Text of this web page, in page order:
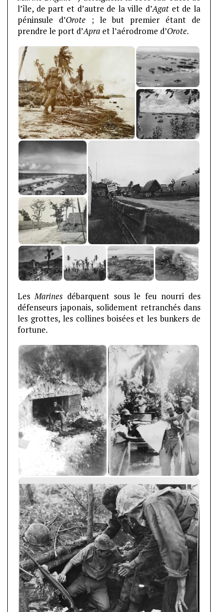
l’île, de part et d’autre de la ville d’Agat et de la
péninsule d’Orote
; le but premier étant de
prendre le port d’Apra et l’aérodrome d’Orote.
LesMarinesdébarquent sous le feu nourri des
défenseurs japonais, solidement retranchés dans
les grottes, les collines boisées et les bunkers de
fortune.